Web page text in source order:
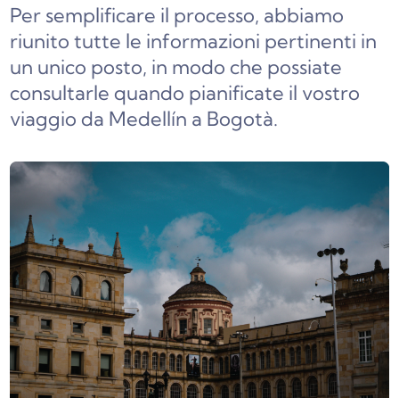
Per semplificare il processo, abbiamo
riunito tutte le informazioni pertinenti in
un unico posto, in modo che possiate
consultarle quando pianificate il vostro
viaggio da Medellín a Bogotà.